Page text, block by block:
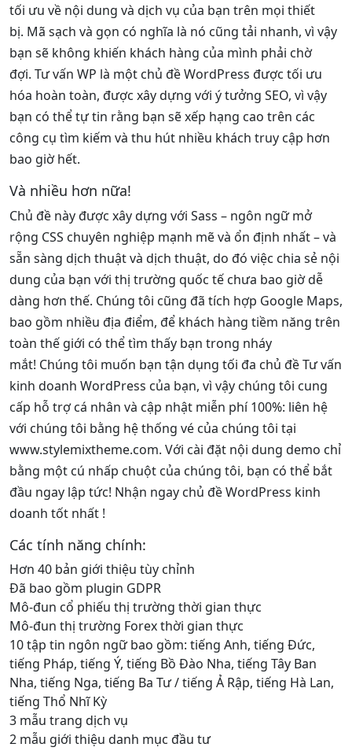
tối ưu về nội dung và dịch vụ của bạn trên mọi thiết
bị. Mã sạch và gọn có nghĩa là nó cũng tải nhanh, vì vậy
bạn sẽ không khiến khách hàng của mình phải chờ
đợi. Tư vấn WP là một chủ đề WordPress được tối ưu
hóa hoàn toàn, được xây dựng với ý tưởng SEO, vì vậy
bạn có thể tự tin rằng bạn sẽ xếp hạng cao trên các
công cụ tìm kiếm và thu hút nhiều khách truy cập hơn
bao giờ hết.
Và nhiều hơn nữa!
Chủ đề này được xây dựng với Sass – ngôn ngữ mở
rộng CSS chuyên nghiệp mạnh mẽ và ổn định nhất – và
sẵn sàng dịch thuật và dịch thuật, do đó việc chia sẻ nội
dung của bạn với thị trường quốc tế chưa bao giờ dễ
dàng hơn thế. Chúng tôi cũng đã tích hợp Google Maps,
bao gồm nhiều địa điểm, để khách hàng tiềm năng trên
toàn thế giới có thể tìm thấy bạn trong nháy
mắt! Chúng tôi muốn bạn tận dụng tối đa chủ đề Tư vấn
kinh doanh WordPress của bạn, vì vậy chúng tôi cung
cấp hỗ trợ cá nhân và cập nhật miễn phí 100%: liên hệ
với chúng tôi bằng hệ thống vé của chúng tôi tại
www.stylemixtheme.com. Với cài đặt nội dung demo chỉ
bằng một cú nhấp chuột của chúng tôi, bạn có thể bắt
đầu ngay lập tức! Nhận ngay chủ đề WordPress kinh
doanh tốt nhất !
Các tính năng chính:
Hơn 40 bản giới thiệu tùy chỉnh
Đã bao gồm plugin GDPR
Mô-đun cổ phiếu thị trường thời gian thực
Mô-đun thị trường Forex thời gian thực
10 tập tin ngôn ngữ bao gồm: tiếng Anh, tiếng Đức,
tiếng Pháp, tiếng Ý, tiếng Bồ Đào Nha, tiếng Tây Ban
Nha, tiếng Nga, tiếng Ba Tư / tiếng Ả Rập, tiếng Hà Lan,
tiếng Thổ Nhĩ Kỳ
3 mẫu trang dịch vụ
2 mẫu giới thiệu danh mục đầu tư